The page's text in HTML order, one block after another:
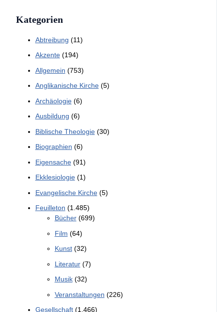
Kategorien
Abtreibung (11)
Akzente(194)
Allgemein (753)
Anglikanische Kirche(5)
Archäologie(6)
Ausbildung (6)
Biblische Theologie(30)
Biographien (6)
Eigensache(91)
Ekklesiologie(1)
Evangelische Kirche(5)
Feuilleton (1.485)
Bücher(699)
Film (64)
Kunst(32)
Literatur(7)
Musik(32)
Veranstaltungen (226)
Gesellschaft(1.466)